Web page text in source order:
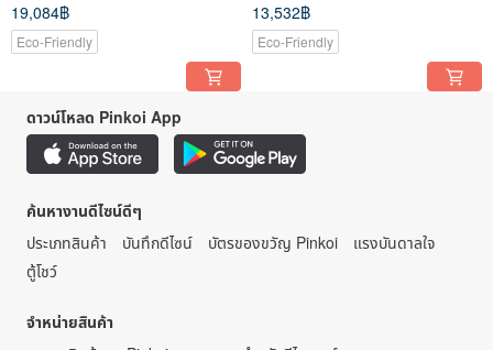
19,084฿
Eco-Friendly
13,532฿
Eco-Friendly
ดาวน์โหลด Pinkoi App
ค้นหางานดีไซน์ดีๆ
ประเภทสินค้า
บันทึกดีไซน์ บัตรของขวัญ Pinkoi
แรงบันดาลใจ
ตู้โชว์
จำหน่ายสินค้า